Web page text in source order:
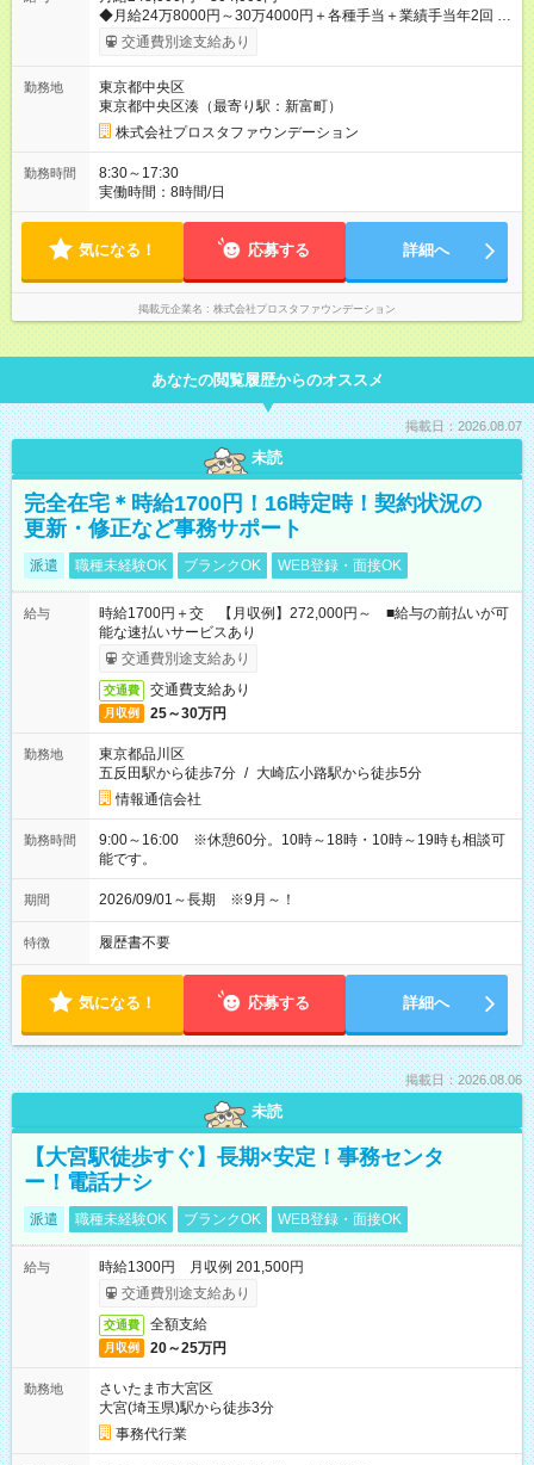
◆月給24万8000円～30万4000円＋各種手当＋業績手当年2回 ※
経験や能力などを考慮の上決定します ※時間外手当全額支給
【試用期間】試用期間あり 試用期間の長さ：3ヶ月 雇用形態、
交通費別途支給あり
勤務地
東京都中央区
東京都中央区湊（最寄り駅：新富町）
株式会社プロスタファウンデーション
勤務時間
8:30～17:30
実働時間：8時間/日
気になる！ 応募する 詳細へ
掲載元企業名 株式会社プロスタファウンデーション
あなたの閲覧履歴からのオススメ
掲載日：2026.08.07
未読
完全在宅＊時給1700円！16時定時！契約状況の
更新・修正など事務サポート
派遣 職種未経験OK ブランクOK WEB登録・面接OK
給与
時給1700円＋交 【月収例】272,000円～ ■給与の前払いが可
能な速払いサービスあり
交通費別途支給あり
交通費 交通費支給あり
月収例 25～30万円
勤務地
東京都品川区
五反田駅から徒歩7分 / 大崎広小路駅から徒歩5分
情報通信会社
勤務時間
9:00～16:00 ※休憩60分。10時～18時・10時～19時も相談可
能です。
期間 2026/09/01～長期 ※9月～！
特徴 履歴書不要
気になる！ 応募する 詳細へ
掲載日：2026.08.06
未読
【大宮駅徒歩すぐ】長期×安定！事務センタ
ー！電話ナシ
派遣 職種未経験OK ブランクOK WEB登録・面接OK
給与
時給1300円 月収例 201,500円
交通費別途支給あり
交通費 全額支給
月収例 20～25万円
勤務地
さいたま市大宮区
大宮(埼玉県)駅から徒歩3分
事務代行業